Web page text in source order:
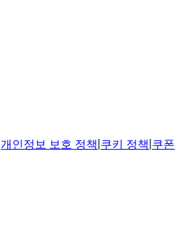
개인정보 보호 정책 쿠키 정책 쿠폰